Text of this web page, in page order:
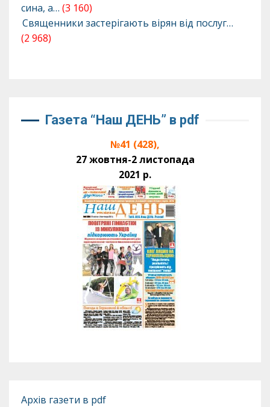
сина, а… (3 160)
Священники застерігають вірян від послуг…
(2 968)
Газета “Наш ДЕНЬ” в pdf
№41 (428),
27 жовтня-2 листопада
2021 р.
Архів газети в pdf